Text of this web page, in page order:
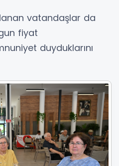
vatandaşlar da
fiyat
duyduklarını